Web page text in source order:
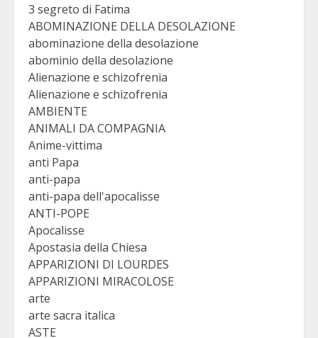
3 segreto di Fatima
ABOMINAZIONE DELLA DESOLAZIONE
abominazione della desolazione
abominio della desolazione
Alienazione e schizofrenia
Alienazione e schizofrenia
AMBIENTE
ANIMALI DA COMPAGNIA
Anime-vittima
anti Papa
anti-papa
anti-papa dell'apocalisse
ANTI-POPE
Apocalisse
Apostasia della Chiesa
APPARIZIONI DI LOURDES
APPARIZIONI MIRACOLOSE
arte
arte sacra italica
ASTE